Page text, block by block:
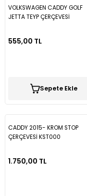
VOLKSWAGEN CADDY GOLF
JETTA TEYP ÇERÇEVESİ
555,00 TL
Sepete Ekle
CADDY 2015- KROM STOP
ÇERÇEVESİ KST000
1.750,00 TL